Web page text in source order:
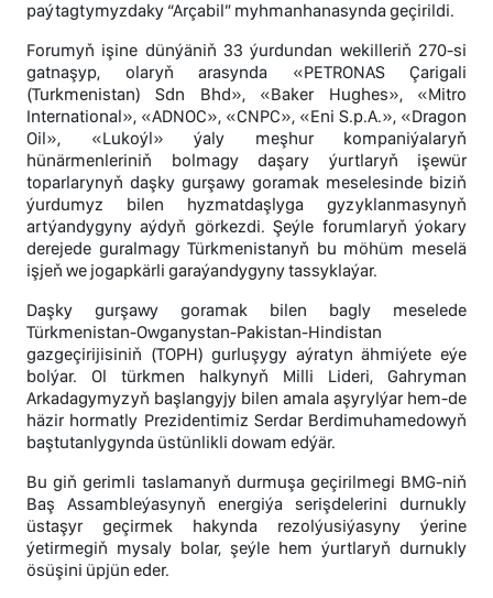
paýtagtymyzdaky “Arçabil” myhmanhanasynda geçirildi.
Forumyň işine dünýäniň 33 ýurdundan wekilleriň 270-si
gatnaşyp, olaryň arasynda «PETRONAS Çarigali
(Turkmenistan) Sdn Bhd», «Baker Hughes», «Mitro
International», «ADNOC», «CNPC», «Eni S.p.A.», «Dragon
Oil», «Lukoýl» ýaly meşhur kompaniýalaryň
hünärmenleriniň bolmagy daşary ýurtlaryň işewür
toparlarynyň daşky gurşawy goramak meselesinde biziň
ýurdumyz bilen hyzmatdaşlyga gyzyklanmasynyň
artýandygyny aýdyň görkezdi. Şeýle forumlaryň ýokary
derejede guralmagy Türkmenistanyň bu möhüm meselä
işjeň we jogapkärli garaýandygyny tassyklaýar.
Daşky gurşawy goramak bilen bagly meselede
Türkmenistan-Owganystan-Pakistan-Hindistan
gazgeçirijisiniň (TOPH) gurluşygy aýratyn ähmiýete eýe
bolýar. Ol türkmen halkynyň Milli Lideri, Gahryman
Arkadagymyzyň başlangyjy bilen amala aşyrylýar hem-de
häzir hormatly Prezidentimiz Serdar Berdimuhamedowyň
baştutanlygynda üstünlikli dowam edýär.
Bu giň gerimli taslamanyň durmuşa geçirilmegi BMG-niň
Baş Assambleýasynyň energiýa serişdelerini durnukly
üstaşyr geçirmek hakynda rezolýusiýasyny ýerine
ýetirmegiň mysaly bolar, şeýle hem ýurtlaryň durnukly
ösüşini üpjün eder.